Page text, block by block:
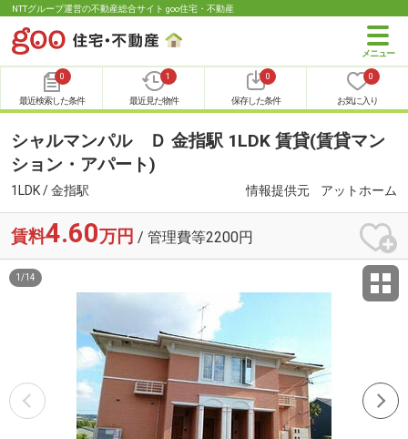
NTTグループ運営の不動産総合サイト goo住宅・不動産
0
最近検索した条件
1
最近見た物件
0
保存した条件
0
お気に入り
シャルマンパル Ｄ 金指駅 1LDK 賃貸(賃貸マン
ション・アパート)
1LDK / 金指駅 情報提供元 アットホーム
賃料4.60万円 / 管理費等2200円
1 /14